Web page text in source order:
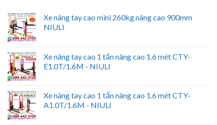
Xe nâng tay cao mini 260kg nâng cao 900mm
NIULI
Xe nâng tay cao 1 tấn nâng cao 1.6 mét CTY-
E1.0T/1.6M - NIULI
Xe nâng tay cao 1 tấn nâng cao 1.6 mét CTY-
A1.0T/1.6M - NIULI